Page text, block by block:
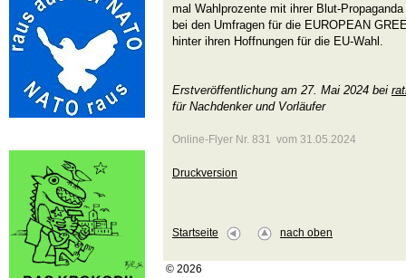
mal Wahlprozente mit ihrer Blut-
bei den Umfragen für die EUROPEAN
hinter ihren Hoffnungen für die EU-Wahl.
Erstveröffentlichung am 27. Mai 2024 bei
für Nachdenker und Vorläufer
Online-Flyer Nr. 831 vom 31.05.2024
Druckversion
Startseite nach oben
© 2026